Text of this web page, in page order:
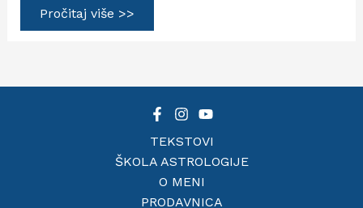
Tri
scenarije
igre
horoskopima
Pročitaj više >>
TEKSTOVI
ŠKOLA ASTROLOGIJE
O MENI
PRODAVNICA